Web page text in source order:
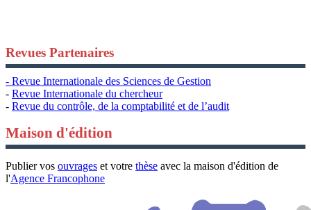
Revues Partenaires
- Revue Internationale des Sciences de Gestion
- Revue Internationale du chercheur
- Revue du contrôle, de la comptabilité et de l’audit
Maison d'édition
Publier vos ouvrages et votre thèse avec la maison d'édition de
l'Agence Francophone